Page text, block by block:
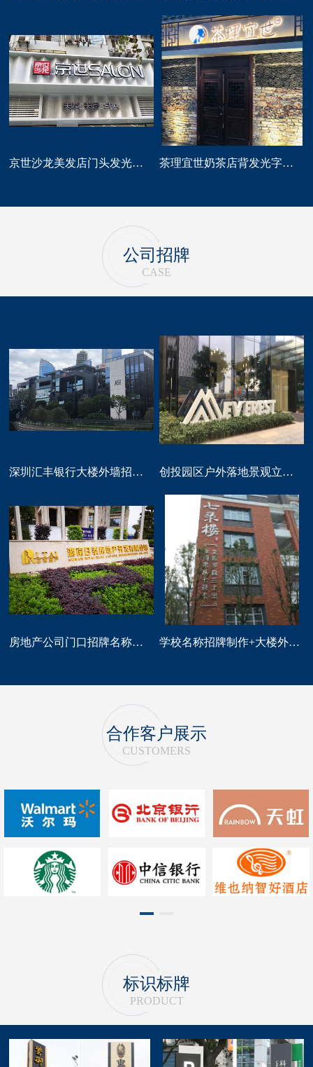
京世沙龙美发店门头发光字招牌定做 茶理宜世奶茶店背发光字门头招牌制作安装
公司招牌
CASE
深圳汇丰银行大楼外墙招牌logo标识制作 创投园区户外落地景观立体字大型标识制作
房地产公司门口招牌名称广告字制作 学校名称招牌制作+大楼外墙字制作
合作客户展示
CUSTOMERS
标识标牌
PRODUCT